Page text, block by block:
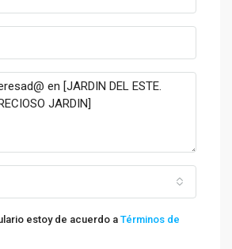
estoy de acuerdo a Términos de